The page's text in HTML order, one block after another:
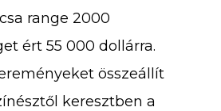
range 2000
ért 55 000 dollárra.
összeállít
keresztben a